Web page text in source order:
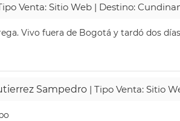
Venta: Sitio Web | Destino:
Vivo fuera de Bogotá y tardó dos
Sampedro | Tipo Venta: Sitio